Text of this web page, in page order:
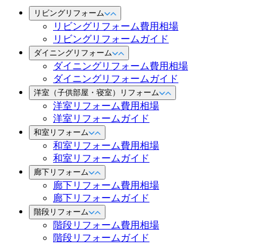
リビングリフォーム
リビングリフォーム費用相場
リビングリフォームガイド
ダイニングリフォーム
ダイニングリフォーム費用相場
ダイニングリフォームガイド
洋室（子供部屋・寝室）リフォーム
洋室リフォーム費用相場
洋室リフォームガイド
和室リフォーム
和室リフォーム費用相場
和室リフォームガイド
廊下リフォーム
廊下リフォーム費用相場
廊下リフォームガイド
階段リフォーム
階段リフォーム費用相場
階段リフォームガイド